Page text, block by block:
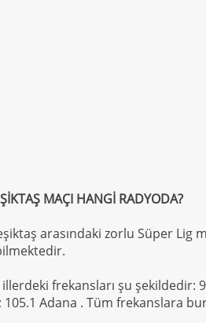
MAÇI HANGİ RADYODA?
arasındaki zorlu Süper Lig
frekansları şu şekildedir:
105.1 Adana . Tüm frekanslara